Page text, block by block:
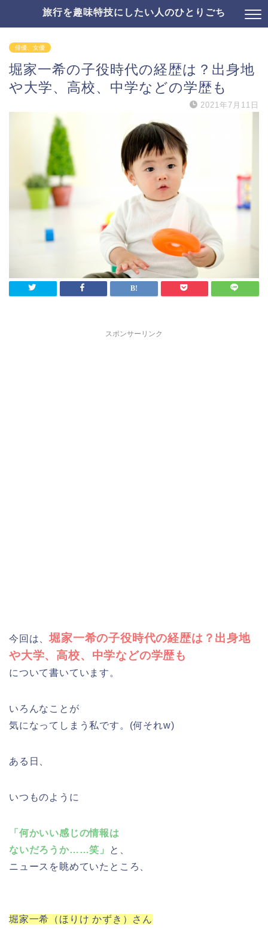
旅行を趣味特技にしたい人のひとりごち
俳優、女優
堀家一希の子役時代の経歴は？出身地
や大学、高校、中学などの学歴も
2021年7月11日
スポンサーリンク
今回は、堀家一希の子役時代の経歴は？出身地
や大学、高校、中学などの学歴も
について書いています。
いろんなことが
気になってしまう私です。(何それw)
ある日、
いつものように
「何かいい感じの情報は
ないだろうか……笑」
と、
ニュースを眺めていたところ、
堀家一希（ほりけ かずき）さん